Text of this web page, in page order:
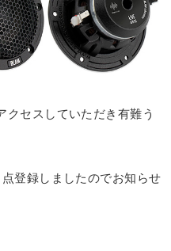
クセスしていただき有難う
登録しましたのでお知らせ